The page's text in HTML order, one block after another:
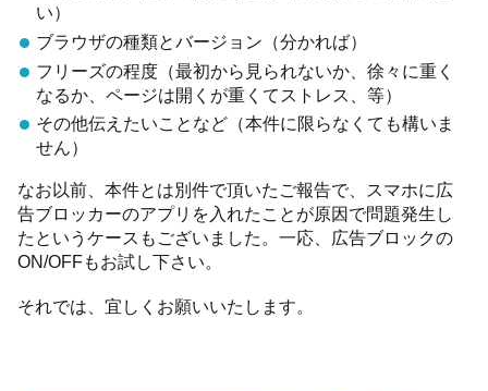
い）
ブラウザの種類とバージョン（分かれば）
フリーズの程度（最初から見られないか、徐々に重く
なるか、ページは開くが重くてストレス、等）
その他伝えたいことなど（本件に限らなくても構いま
せん）
なお以前、本件とは別件で頂いたご報告で、スマホに広
告ブロッカーのアプリを入れたことが原因で問題発生し
たというケースもございました。一応、広告ブロックの
ON/OFFもお試し下さい。
それでは、宜しくお願いいたします。